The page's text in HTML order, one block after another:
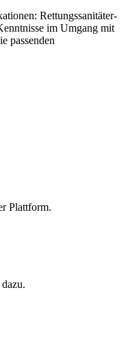
Rettungssanitäter-
im Umgang mit
passenden
Plattform.